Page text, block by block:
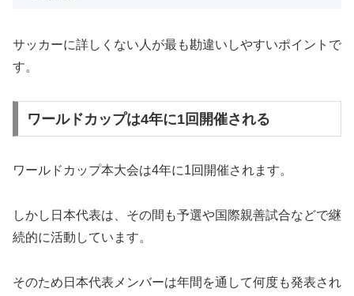
サッカーに詳しくない人が最も勘違いしやすいポイントで
す。
ワールドカップは4年に1回開催される
ワールドカップ本大会は4年に1回開催されます。
しかし日本代表は、その間も予選や国際親善試合などで継
続的に活動しています。
そのため日本代表メンバーは年間を通して何度も発表され